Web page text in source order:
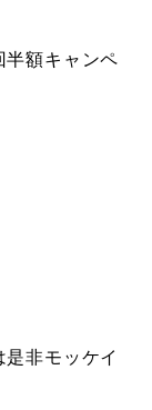
半額キャンペ
非モッケイ